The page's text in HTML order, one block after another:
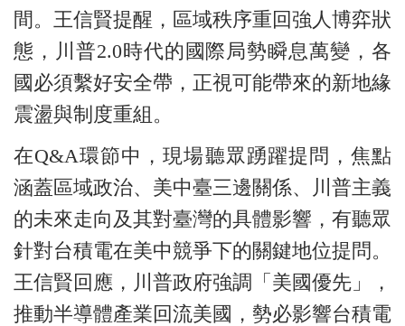
間。王信賢提醒，區域秩序重回強人博弈狀
態，川普2.0時代的國際局勢瞬息萬變，各
國必須繫好安全帶，正視可能帶來的新地緣
震盪與制度重組。
在Q&A環節中，現場聽眾踴躍提問，焦點
涵蓋區域政治、美中臺三邊關係、川普主義
的未來走向及其對臺灣的具體影響，有聽眾
針對台積電在美中競爭下的關鍵地位提問。
王信賢回應，川普政府強調「美國優先」，
推動半導體產業回流美國，勢必影響台積電